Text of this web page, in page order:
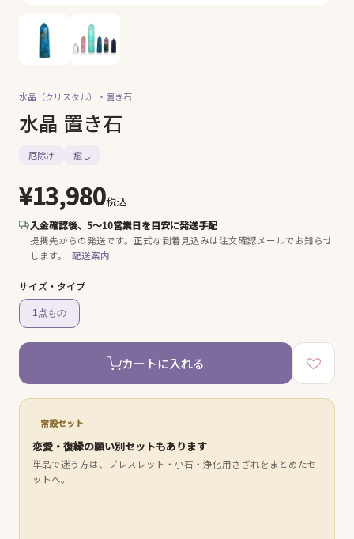
水晶（クリスタル）・ 置き石
水晶 置き石
厄除け 癒し
¥13,980税込
入金確認後、5〜10営業日を目安に発送手配
提携先からの発送です。 正式な到着見込みは注文確認メールでお知らせ
します。
配送案内
サイズ・タイプ
1点もの
カートに入れる
常設セット
恋愛・復縁の願い別セットもあります
単品で迷う方は、ブレスレット・小石・浄化用さざれをまとめたセ
ットへ。